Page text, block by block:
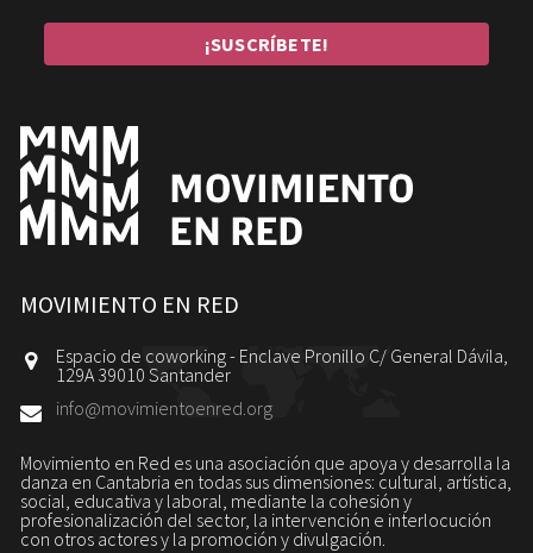
MOVIMIENTO EN RED
Espacio de coworking - Enclave Pronillo C/ General Dávila,
129A 39010 Santander
info@movimientoenred.org
Movimiento en Red es una asociación que apoya y desarrolla la
danza en Cantabria en todas sus dimensiones: cultural, artística,
social, educativa y laboral, mediante la cohesión y
profesionalización del sector, la intervención e interlocución
con otros actores y la promoción y divulgación.